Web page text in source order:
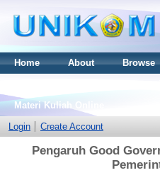
Home About Browse
Materi Kuliah Online
Login
Create Account
Pengaruh Good